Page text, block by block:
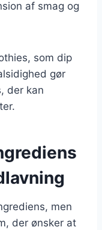
af smag og
som dip
gør
der kan
men
der ønsker at